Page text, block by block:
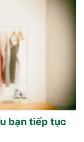
bạn tiếp tục